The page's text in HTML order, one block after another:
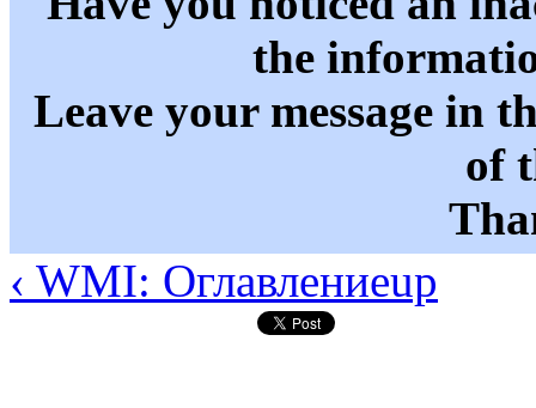
the
Leave your message in
of
‹ WMI: Оглавлениеup